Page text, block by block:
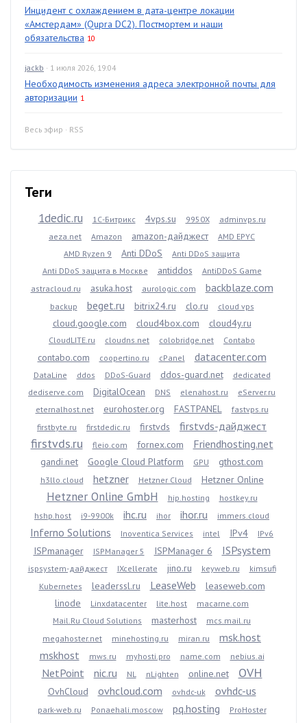
Инцидент с охлаждением в дата-центре локации
«Амстердам» (Qupra DC2). Постмортем и наши
обязательства 10
jackb · 1 июля 2026, 19:04
Необходимость изменения адреса электронной почты для
авторизации 1
Весь эфир · RSS
Теги
1dedic.ru 1С-Битрикс 4vps.su 9950X
adminvps.ru
aeza.net
Amazon amazon-дайджест
AMD EPYC
AMD Ryzen 9
Anti DDoS
Anti DDoS защита
Anti DDoS защита в Москве
antiddos
AntiDDoS Game
astracloud.ru
asuka.host aurologic.com backblaze.com
backup beget.ru bitrix24.ru clo.ru cloud vps
cloud.google.com cloud4box.com cloud4y.ru
CloudLITE.ru cloudns.net colobridge.net Contabo
contabo.com coopertino.ru cPanel datacenter.com
DataLine ddos DDoS-Guard ddos-guard.net
dedicated
dediserve.com
DigitalOcean DNS elenahost.ru
eServer.ru
eternalhost.net
eurohoster.org FASTPANEL
fastvps.ru
firstbyte.ru
firstdedic.ru firstvds firstvds-дайджест
firstvds.ru fleio.com fornex.com Friendhosting.net
gandi.net Google Cloud Platform GPU gthost.com
h3llo.cloud hetzner Hetzner Cloud Hetzner Online
Hetzner Online GmbH hip.hosting
hostkey.ru
hshp.host
i9-9900k ihc.ru ihor ihor.ru immers.cloud
Inferno Solutions Inoventica Services intel IPv4 IPv6
ISPmanager ISPManager 5 ISPManager 6 ISPsystem
ispsystem-дайджест IXcellerate jino.ru keyweb.ru
kimsufi
Kubernetes
leaderssl.ru LeaseWeb
leaseweb.com
linode
Linxdatacenter lite.host
macarne.com
Mail.Ru Cloud Solutions
masterhost
mcs.mail.ru
megahoster.net
minehosting.ru miran.ru
msk.host
mskhost
mws.ru myhosti.pro name.com nebius.ai
NetPoint nic.ru NL nLighten online.net OVH
OvhCloud ovhcloud.com ovhdc-uk ovhdc-us
park-web.ru Ponaehali.moscow pq.hosting
ProHoster